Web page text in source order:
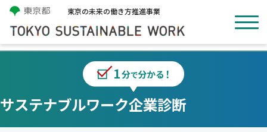
東京の未来の働き方推進事業
サステナブルワーク企業診断